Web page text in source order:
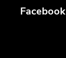
Facebook